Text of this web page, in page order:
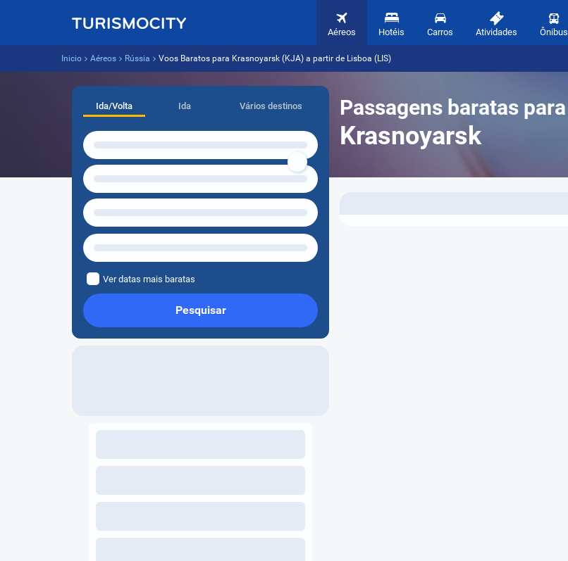
Aéreos Hotéis Carros Atividades Ônibus
Inicio Aéreos Rússia Voos Baratos para Krasnoyarsk (KJA) a partir de Lisboa (LIS)
Passagens baratas para
Krasnoyarsk
Ida/Volta Ida Vários destinos
Ver datas mais baratas
Pesquisar